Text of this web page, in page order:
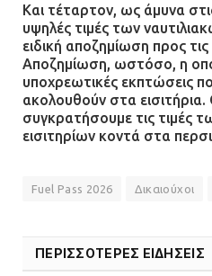
Και τέταρτον, ως άμυνα
υψηλές τιμές των
ειδική αποζημίωση προς τις
Αποζημίωση, ωστόσο, η
υποχρεωτικές εκπτώσεις
ακολουθούν στα εισιτήρια.
συγκρατήσουμε τις τιμές
εισιτηρίων κοντά στα
Fuel Pass 2026 Δικαιούχοι
ΠΕΡΙΣΣΟΤΕΡΕΣ ΕΙΔΗΣΕΙΣ